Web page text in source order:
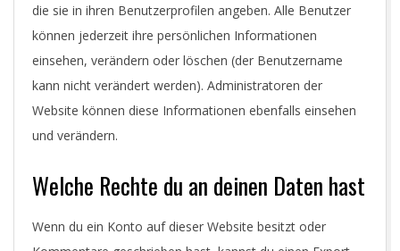
die sie in ihren Benutzerprofilen angeben. Alle Benutzer
können jederzeit ihre persönlichen Informationen
einsehen, verändern oder löschen (der Benutzername
kann nicht verändert werden). Administratoren der
Website können diese Informationen ebenfalls einsehen
und verändern.
Welche Rechte du an deinen Daten hast
Wenn du ein Konto auf dieser Website besitzt oder